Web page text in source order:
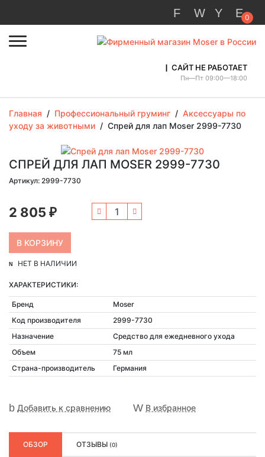
0
САЙТ НЕ РАБОТАЕТ
Пн—Пт 09:00—18:00
Главная / Профессиональный груминг / Аксессуары по
уходу за животными / Спрей для лап Moser 2999-7730
СПРЕЙ ДЛЯ ЛАП MOSER 2999-7730
Артикул: 2999-7730
2 805 ₽
НЕТ В НАЛИЧИИ
ХАРАКТЕРИСТИКИ:
Бренд
Moser
Код производителя
2999-7730
Назначение
Средство для ежедневного ухода
Объем
75 мл
Страна-производитель
Германия
Добавить к сравнению В избранное
ОБЗОР ОТЗЫВЫ (0)